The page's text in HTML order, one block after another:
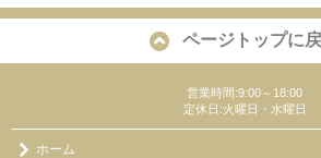
ページトップに
営業時間:9:00～18:00
定休日:火曜日・水曜日
ホーム